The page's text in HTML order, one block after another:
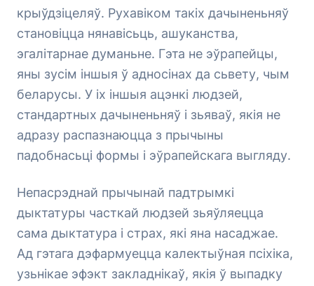
крыўдзіцеляў. Рухавіком такіх дачыненьняў
становіцца нянавісьць, ашуканства,
эгалітарнае думаньне. Гэта не эўрапейцы,
яны зусім іншыя ў адносінах да сьвету, чым
беларусы. У іх іншыя ацэнкі людзей,
стандартных дачыненьняў і зьяваў, якія не
адразу распазнаюцца з прычыны
падобнасьці формы і эўрапейскага выгляду.
Непасрэднай прычынай падтрымкі
дыктатуры часткай людзей зьяўляецца
сама дыктатура і страх, які яна насаджае.
Ад гэтага дэфармуецца калектыўная псіхіка,
узьнікае эфэкт закладнікаў, якія ў выпадку